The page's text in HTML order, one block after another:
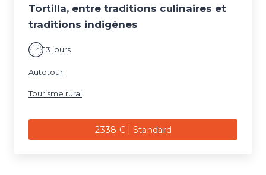
Tortilla, entre traditions culinaires et
traditions indigènes
13 jours
Autotour
Tourisme rural
2338 € | Standard